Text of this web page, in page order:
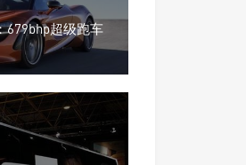
679bhp超级跑车